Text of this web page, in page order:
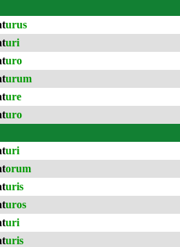
urus
uri
uro
urum
ure
uro
uri
orum
uris
uros
uri
uris